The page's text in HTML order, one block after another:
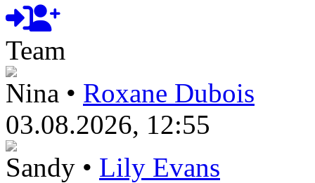
Team
Nina • Roxane Dubois
03.08.2026, 12:55
Sandy • Lily Evans